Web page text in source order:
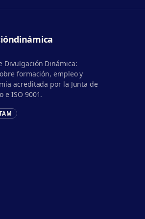
dinámica
Divulgación Dinámica:
formación, empleo y
acreditada por la Junta de
e ISO 9001.